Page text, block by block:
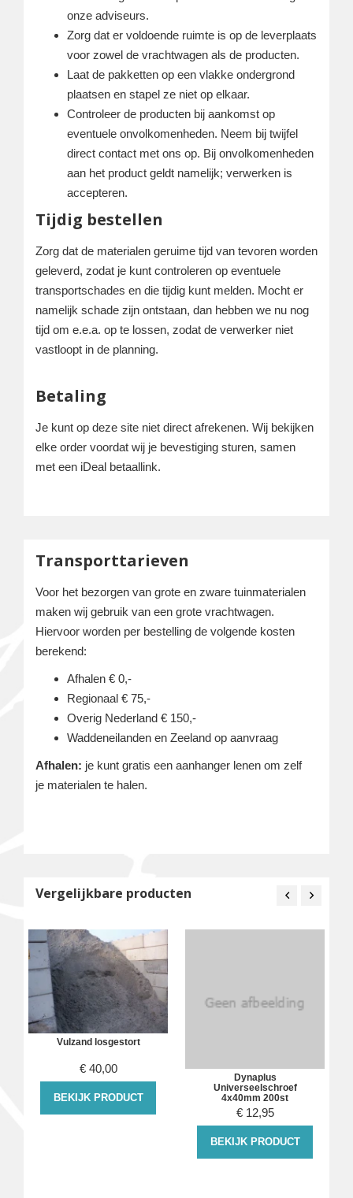
onze adviseurs.
Zorg dat er voldoende ruimte is op de leverplaats
voor zowel de vrachtwagen als de producten.
Laat de pakketten op een vlakke ondergrond
plaatsen en stapel ze niet op elkaar.
Controleer de producten bij aankomst op
eventuele onvolkomenheden. Neem bij twijfel
direct contact met ons op. Bij onvolkomenheden
aan het product geldt namelijk; verwerken is
accepteren.
Tijdig bestellen
Zorg dat de materialen geruime tijd van tevoren worden
geleverd, zodat je kunt controleren op eventuele
transportschades en die tijdig kunt melden. Mocht er
namelijk schade zijn ontstaan, dan hebben we nu nog
tijd om e.e.a. op te lossen, zodat de verwerker niet
vastloopt in de planning.
Betaling
Je kunt op deze site niet direct afrekenen. Wij bekijken
elke order voordat wij je bevestiging sturen, samen
met een iDeal betaallink.
Transporttarieven
Voor het bezorgen van grote en zware tuinmaterialen
maken wij gebruik van een grote vrachtwagen.
Hiervoor worden per bestelling de volgende kosten
berekend:
Afhalen € 0,-
Regionaal € 75,-
Overig Nederland € 150,-
Waddeneilanden en Zeeland op aanvraag
Afhalen: je kunt gratis een aanhanger lenen om zelf
je materialen te halen.
Vergelijkbare producten
Vulzand losgestort
€ 40,00
BEKIJK PRODUCT
Dynaplus
Universeelschroef
4x40mm 200st
€ 12,95
BEKIJK PRODUCT